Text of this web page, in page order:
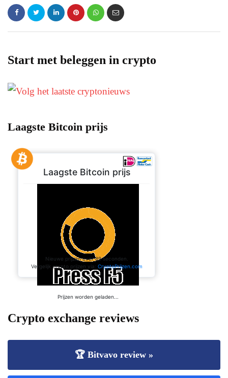
Start met beleggen in crypto
Laagste Bitcoin prijs
Crypto exchange reviews
🏆 Bitvavo review »